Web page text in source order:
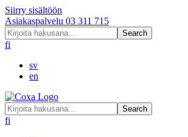
Siirry sisältöön
Asiakaspalvelu 03 311 715
Search
fi
sv
en
Search
fi